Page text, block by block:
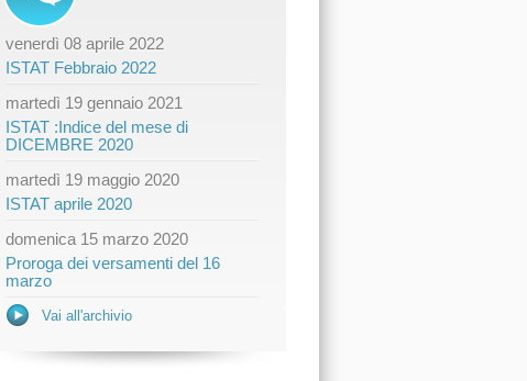
venerdì 08 aprile 2022
ISTAT Febbraio 2022
martedì 19 gennaio 2021
ISTAT :Indice del mese di
DICEMBRE 2020
martedì 19 maggio 2020
ISTAT aprile 2020
domenica 15 marzo 2020
Proroga dei versamenti del 16
marzo
Vai all'archivio